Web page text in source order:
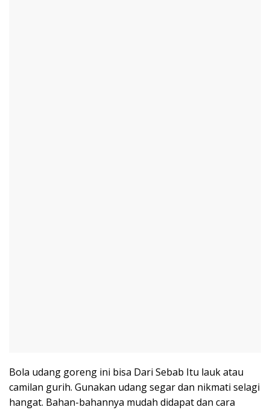
Bola udang goreng ini bisa Dari Sebab Itu lauk atau
camilan gurih. Gunakan udang segar dan nikmati selagi
hangat. Bahan-bahannya mudah didapat dan cara